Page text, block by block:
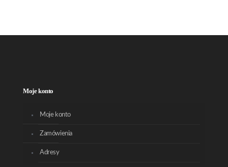
Moje konto
Moje konto
Zamówienia
Adresy